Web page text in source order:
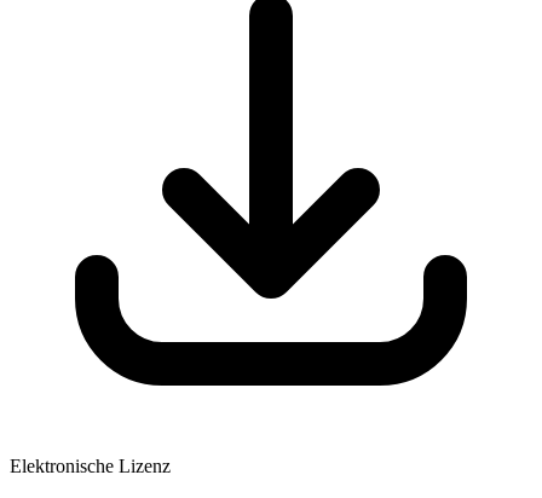
Elektronische Lizenz